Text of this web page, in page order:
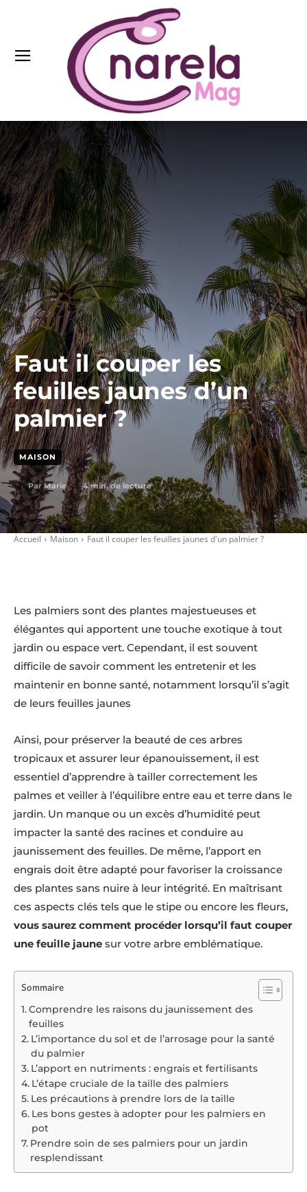
Faut il couper les
feuilles jaunes d’un
palmier ?
MAISON
Par Marie 4min. de lecture
Accueil Maison Faut il couper les feuilles jaunes d'un palmier ?
Les palmiers sont des plantes majestueuses et
élégantes qui apportent une touche exotique à tout
jardin ou espace vert. Cependant, il est souvent
difficile de savoir comment les entretenir et les
maintenir en bonne santé, notamment lorsqu’il s’agit
de leurs feuilles jaunes
Ainsi, pour préserver la beauté de ces arbres
tropicaux et assurer leur épanouissement, il est
essentiel d’apprendre à tailler correctement les
palmes et veiller à l’équilibre entre eau et terre dans le
jardin. Un manque ou un excès d’humidité peut
impacter la santé des racines et conduire au
jaunissement des feuilles. De même, l’apport en
engrais doit être adapté pour favoriser la croissance
des plantes sans nuire à leur intégrité. En maîtrisant
ces aspects clés tels que le stipe ou encore les fleurs,
vous saurez comment procéder lorsqu’il faut couper
une feuille jaune sur votre arbre emblématique.
Sommaire
Comprendre les raisons du jaunissement des
feuilles
L’importance du sol et de l’arrosage pour la santé
du palmier
L’apport en nutriments : engrais et fertilisants
L’étape cruciale de la taille des palmiers
Les précautions à prendre lors de la taille
Les bons gestes à adopter pour les palmiers en
pot
Prendre soin de ses palmiers pour un jardin
resplendissant